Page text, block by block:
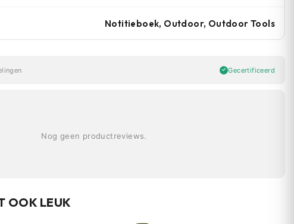
Notitieboek, Outdoor, Outdoor Tools
Gecertificeerd
Nog geen productreviews.
OOK LEUK